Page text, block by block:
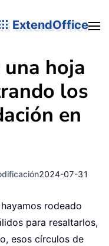
ExtendOffice
hoja
los
en
2024-07-31
rodeado
para resaltarlos,
esos círculos de